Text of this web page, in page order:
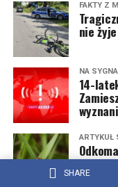
SHARE
FAKTY Z
nie
NA
14-
ARTYKUŁ